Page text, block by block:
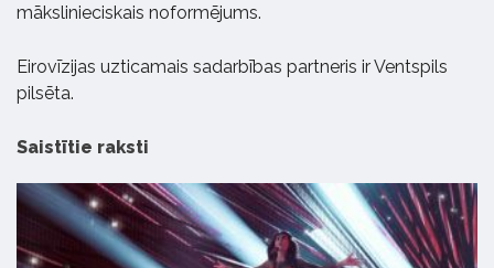
mākslinieciskais noformējums.
Eirovīzijas uzticamais sadarbības partneris ir Ventspils
pilsēta.
Saistītie raksti